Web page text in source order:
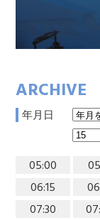
ARCHIVE
年月日
05:00
06:15
07:30